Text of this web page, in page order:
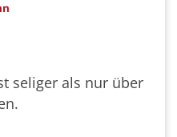
seliger als nur über